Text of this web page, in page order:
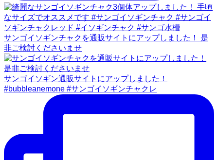
サンゴイソギンチャクを通販サイトにアップしました！ 是
非ご検討くださいませ
サンゴイソギン通販サイトにアップしました！
#bubbleanemone #サンゴイソギンチャクレ